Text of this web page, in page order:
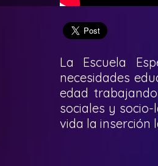
La Escuela
necesidades
edad
sociales y
vida la inserción